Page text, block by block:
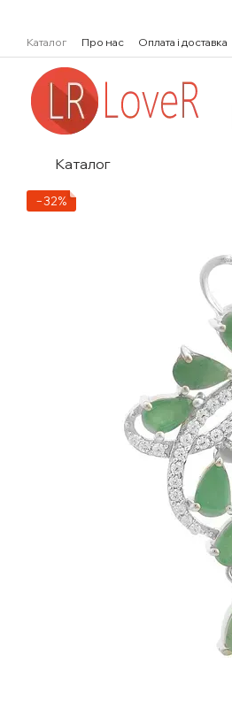
Каталог Про нас Оплата і доставка
Каталог
−32%